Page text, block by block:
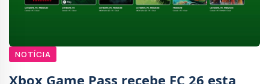
NOTÍCIA
Xbox Game Pass recebe FC 26 esta